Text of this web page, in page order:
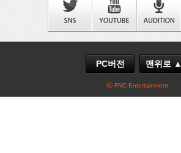
PC버전 맨위로 ▲
ⓒ FNC Entertainment